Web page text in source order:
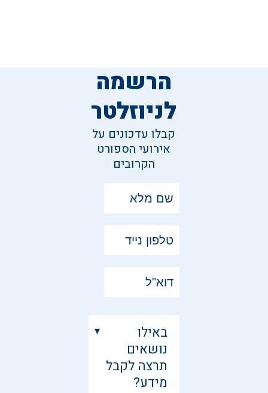
הרשמה
לניוזלטר
קבלו עדכונים על
אירועי הספורט
הקרובים
באילו
נושאים
תרצה לקבל
מידע?